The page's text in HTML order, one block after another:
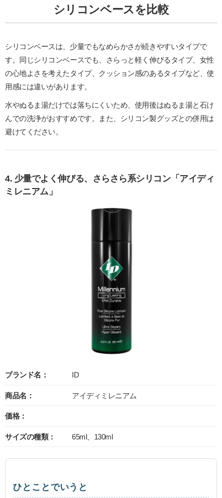
シリコンベースを比較
シリコンベースは、少量でもなめらかさが続きやすいタイプで
す。同じシリコンベースでも、さらっと軽く伸びるタイプ、女性
の心地よさを考えたタイプ、クッション感のあるタイプなど、使
用感には違いがあります。
水やぬるま湯だけでは落ちにくいため、使用後はぬるま湯と石け
んでの洗浄がおすすめです。また、シリコン製グッズとの併用は
避けてください。
4. 少量でよく伸びる、さらさら系シリコン「アイディ
ミレニアム」
ブランド名： ID
商品名： アイディミレニアム
価格：
サイズの種類： 65ml、130ml
ひとことでいうと